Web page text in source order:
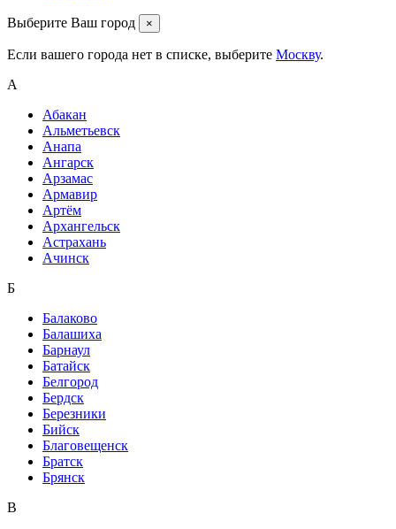
Выберите Ваш город ×
Если вашего города нет в списке, выберите Москву.
А
Абакан
Альметьевск
Анапа
Ангарск
Арзамас
Армавир
Артём
Архангельск
Астрахань
Ачинск
Б
Балаково
Балашиха
Барнаул
Батайск
Белгород
Бердск
Березники
Бийск
Благовещенск
Братск
Брянск
В